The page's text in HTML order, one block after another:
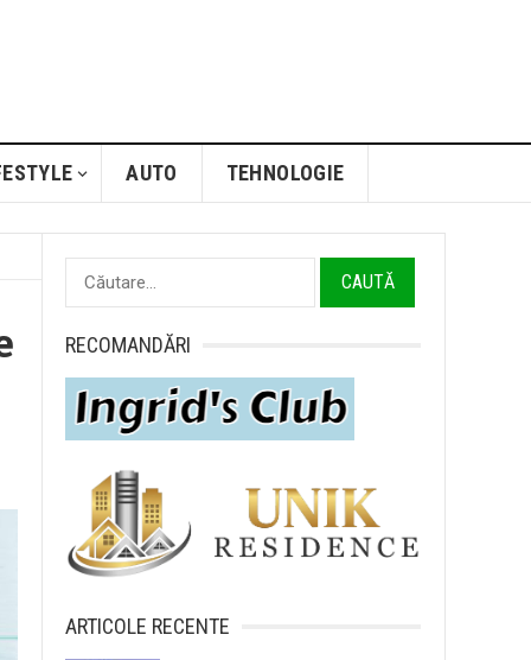
AUTO TEHNOLOGIE
Caută
după:
RECOMANDĂRI
ARTICOLE RECENTE